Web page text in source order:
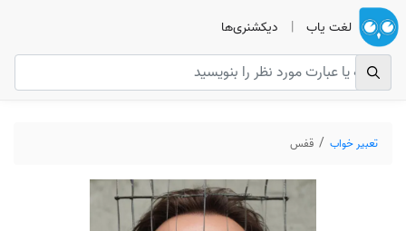
لغت یاب | دیکشنری‌ها
تعبیر خواب قفس